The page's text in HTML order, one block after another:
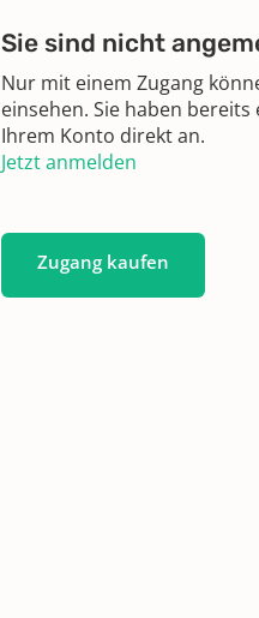
Sie sind nicht
Nur mit einem Zugang
einsehen. Sie haben
Ihrem Konto direkt an.
Jetzt anmelden
Zugang kaufen